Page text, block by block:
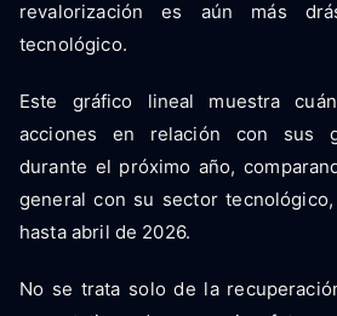
revalorización es aún más
tecnológico.
Este gráfico lineal muestra
acciones en relación con sus
durante el próximo año,
general con su sector
hasta abril de 2026.
No se trata solo de la